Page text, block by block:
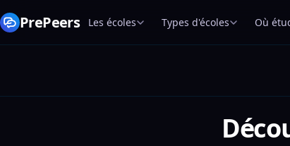
PrePeers Les écoles Types d'écoles Où